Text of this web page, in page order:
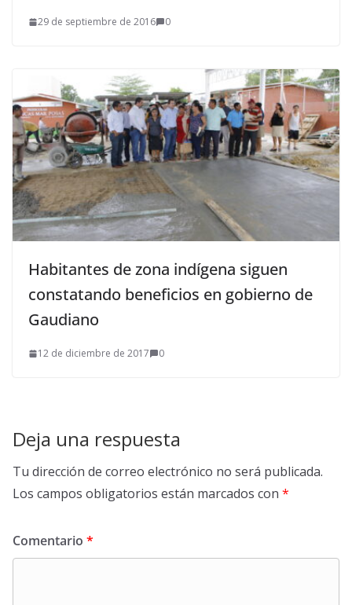
29 de septiembre de 2016 0
Habitantes de zona indígena siguen
constatando beneficios en gobierno de
Gaudiano
12 de diciembre de 2017 0
Deja una respuesta
Tu dirección de correo electrónico no será publicada.
Los campos obligatorios están marcados con *
Comentario *